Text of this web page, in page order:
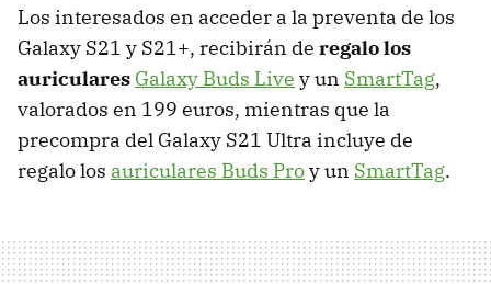
Los interesados en acceder a la preventa de los
Galaxy S21 y S21+, recibirán de regalo los
auriculares Galaxy Buds Live y un SmartTag,
valorados en 199 euros, mientras que la
precompra del Galaxy S21 Ultra incluye de
regalo los auriculares Buds Proy un SmartTag.